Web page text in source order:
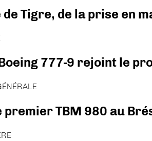
de Tigre, de la prise en
777-9 rejoint le
premier TBM 980 au